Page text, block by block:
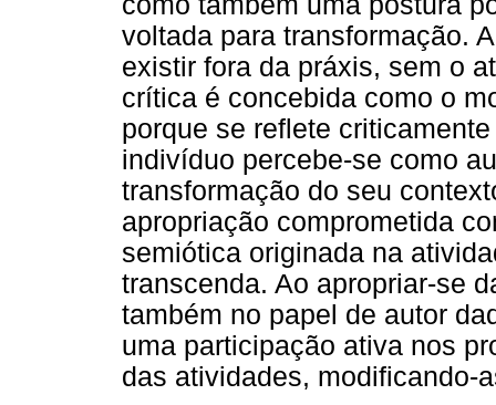
voltada para transformação.
existir fora da práxis, sem o
crítica é concebida como o
porque se reflete
indivíduo percebe-se como
transformação do seu
apropriação comprometida
semiótica originada na
transcenda. Ao apropriar-se
também no papel de autor
uma participação ativa nos
das atividades, modificando-